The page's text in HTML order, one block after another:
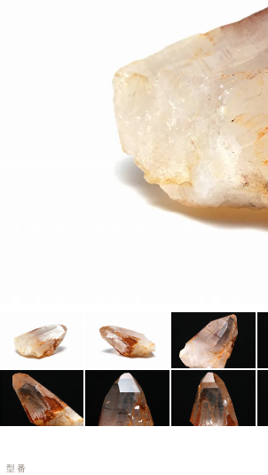
型番